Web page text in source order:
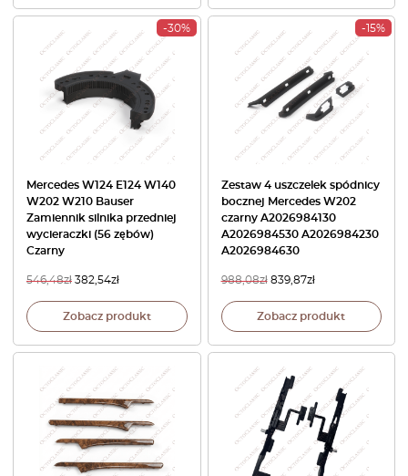
-30%
Mercedes W124 E124 W140
W202 W210 Bauser
Zamiennik silnika przedniej
wycieraczki (56 zębów)
Czarny
546,48zł 382,54zł
Zobacz produkt
-15%
Zestaw 4 uszczelek spódnicy
bocznej Mercedes W202
czarny A2026984130
A2026984530 A2026984230
A2026984630
988,08zł 839,87zł
Zobacz produkt